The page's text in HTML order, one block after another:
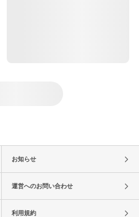
お知らせ
運営へのお問い合わせ
利用規約